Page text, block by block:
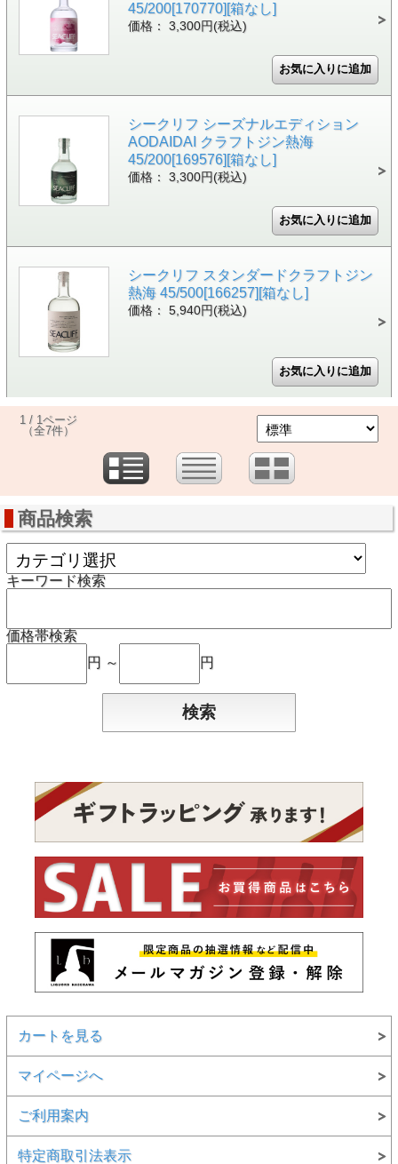
45/200[170770][箱なし]
価格： 3,300円(税込)
シークリフ シーズナルエディション
AODAIDAI クラフトジン熱海
45/200[169576][箱なし]
価格： 3,300円(税込)
シークリフ スタンダードクラフトジン
熱海 45/500[166257][箱なし]
価格： 5,940円(税込)
1 / 1ページ
（全7件）
商品検索
キーワード検索
価格帯検索
円 ～
円
カートを見る
マイページへ
ご利用案内
特定商取引法表示